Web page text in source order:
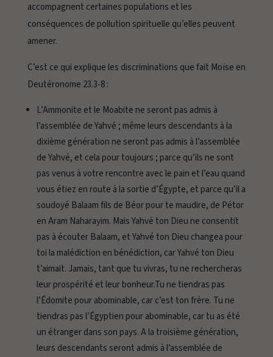
accompagnent certaines populations et les
conséquences de pollution spirituelle qu’elles peuvent
amener.
C’est ce qui explique les discriminations que fait Moïse en
Deutéronome 23.3-8 :
L’Ammonite et le Moabite ne seront pas admis à
l’assemblée de Yahvé ; même leurs descendants à la
dixième génération ne seront pas admis à l’assemblée
de Yahvé, et cela pour toujours ; parce qu’ils ne sont
pas venus à votre rencontre avec le pain et l’eau quand
vous étiez en route à la sortie d’Égypte, et parce qu’il a
soudoyé Balaam fils de Béor pour te maudire, de Pétor
en Aram Naharayim. Mais Yahvé ton Dieu ne consentit
pas à écouter Balaam, et Yahvé ton Dieu changea pour
toi la malédiction en bénédiction, car Yahvé ton Dieu
t’aimait. Jamais, tant que tu vivras, tu ne rechercheras
leur prospérité et leur bonheur.Tu ne tiendras pas
l’Édomite pour abominable, car c’est ton frère. Tu ne
tiendras pas l’Égyptien pour abominable, car tu as été
un étranger dans son pays. A la troisième génération,
leurs descendants seront admis à l’assemblée de